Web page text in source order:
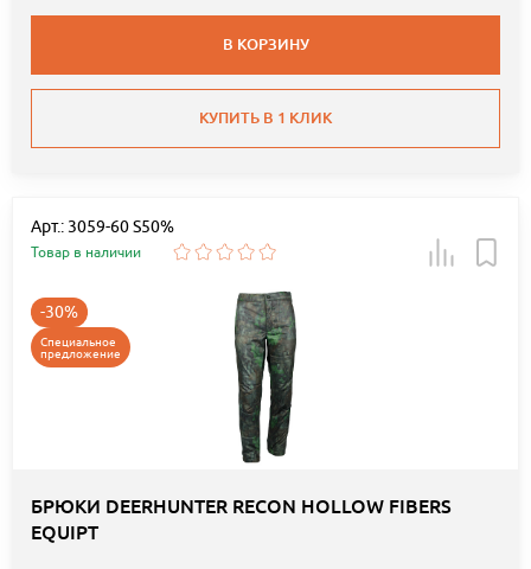
В КОРЗИНУ
КУПИТЬ В 1 КЛИК
Арт.: 3059-60 S50%
Товар в наличии
-30%
Специальное
предложение
БРЮКИ DEERHUNTER RECON HOLLOW FIBERS
EQUIPT